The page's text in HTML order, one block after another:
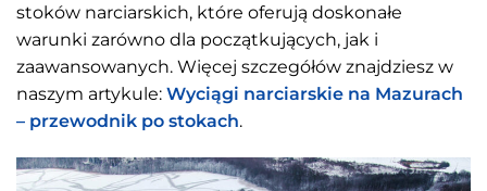
stoków narciarskich, które oferują doskonałe
warunki zarówno dla początkujących, jak i
zaawansowanych. Więcej szczegółów znajdziesz w
naszym artykule: Wyciągi narciarskie na Mazurach
– przewodnik po stokach.